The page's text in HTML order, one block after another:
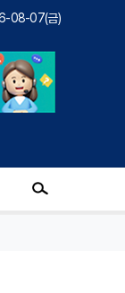
08-07(금)